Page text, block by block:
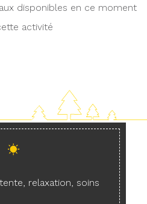
disponibles en ce moment
activité
relaxation, soins